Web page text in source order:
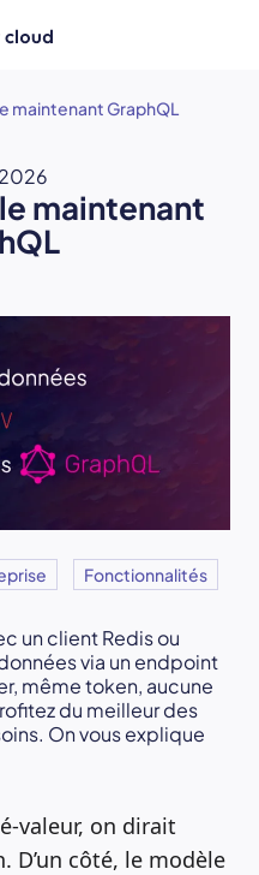
maintenant GraphQL
maintenant
Fonctionnalités
un client Redis ou
via un endpoint
même token, aucune
du meilleur des
On vous explique
valeur, on dirait
D’un côté, le modèle